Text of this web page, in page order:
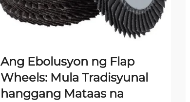
Ang Ebolusyon ng Flap
Wheels: Mula Tradisyunal
hanggang Mataas na